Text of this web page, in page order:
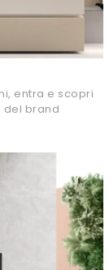
entra e scopri
del brand